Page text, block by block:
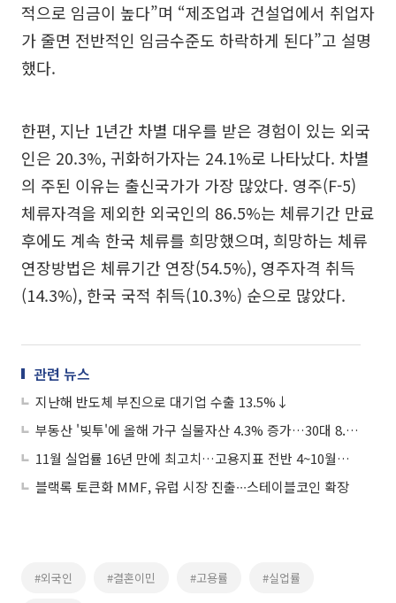
적으로 임금이 높다”며 “제조업과 건설업에서 취업자
가 줄면 전반적인 임금수준도 하락하게 된다”고 설명
했다.
한편, 지난 1년간 차별 대우를 받은 경험이 있는 외국
인은 20.3%, 귀화허가자는 24.1%로 나타났다. 차별
의 주된 이유는 출신국가가 가장 많았다. 영주(F-5)
체류자격을 제외한 외국인의 86.5%는 체류기간 만료
후에도 계속 한국 체류를 희망했으며, 희망하는 체류
연장방법은 체류기간 연장(54.5%), 영주자격 취득
(14.3%), 한국 국적 취득(10.3%) 순으로 많았다.
관련 뉴스
지난해 반도체 부진으로 대기업 수출 13.5%↓
부동산 '빚투'에 올해 가구 실물자산 4.3% 증가…30대 8.7% 급증
11월 실업률 16년 만에 최고치…고용지표 전반 4~10월보단 개선
블랙록 토큰화 MMF, 유럽 시장 진출∙∙∙스테이블코인 확장
#외국인 #결혼이민 #고용률 #실업률